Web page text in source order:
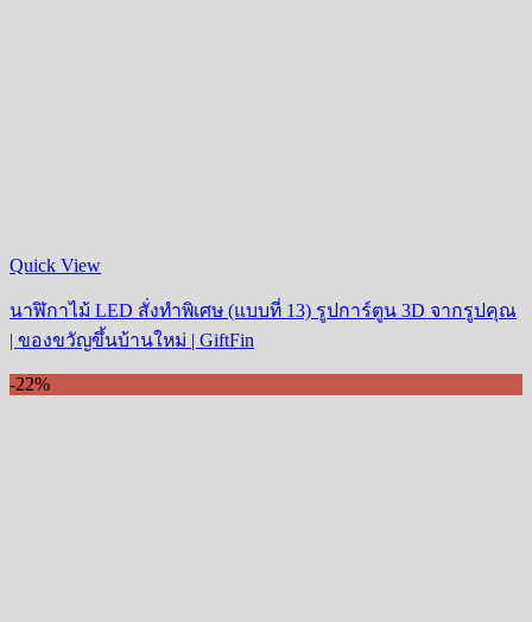
Quick View
นาฬิกาไม้ LED สั่งทำพิเศษ (แบบที่ 13) รูปการ์ตูน 3D จากรูปคุณ
| ของขวัญขึ้นบ้านใหม่ | GiftFin
-22%